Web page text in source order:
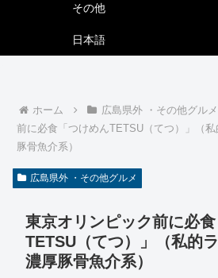
その他
日本語
ホーム 広島県外 ・その他グルメ
前に必食「つけめんTETSU（てつ）」（
豚骨魚介系）
広島県外 ・その他グルメ
東京オリンピック前に必
TETSU（てつ）」（私的
濃厚豚骨魚介系）